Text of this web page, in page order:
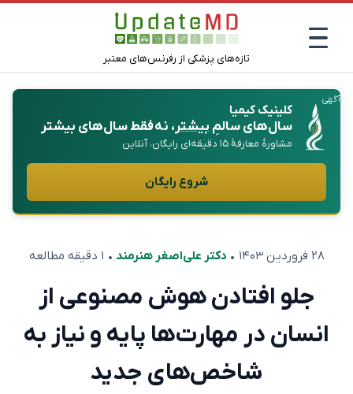
تازه‌های پزشکی از رفرنس‌های معتبر
آگهی
کلینیک کیمیا
سال‌های سالمِبیشتر، نه فقط سال‌های بیشتر
مشاورهٔ معارفهٔ ۱۵ دقیقه‌ای رایگان، آنلاین
شروع رایگان
۲۸ فروردین ۱۴۰۳ •دکتر علی‌اصغر هنرمند • ۱ دقیقه مطالعه
جلو افتادن هوش مصنوعی از
انسان در مهارت‌ها پایه و نیاز به
شاخص‌های جدید